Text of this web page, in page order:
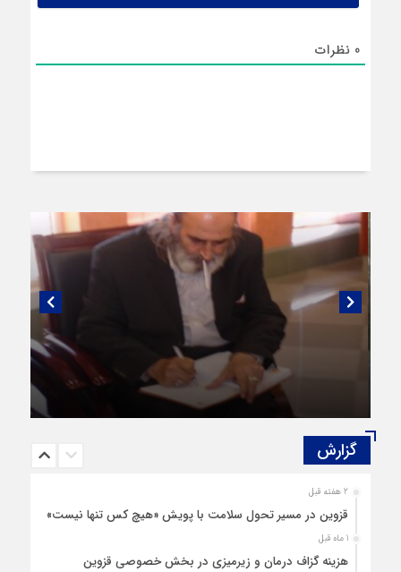
0 نظرات
گفتگویی منتشر نشده با پروفسور اهرنجانی،
صاحب نظریه سه‌ شاخگی (۳C)
گزارش‌
2 هفته قبل
قزوین در مسیر تحول سلامت با پویش «هیچ‌ کس تنها نیست»
1 ماه قبل
هزینه‌ گزاف درمان و زیرمیزی در بخش خصوصی قزوین